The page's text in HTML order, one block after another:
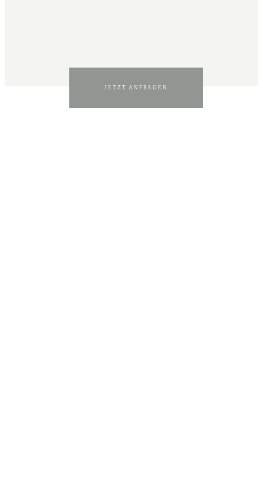
JETZT ANFRAGEN